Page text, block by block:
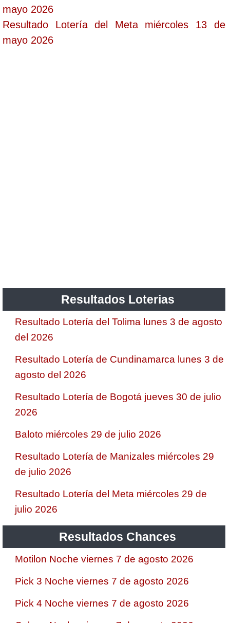
mayo 2026
Resultado Lotería del Meta miércoles 13 de
mayo 2026
Resultados Loterias
Resultado Lotería del Tolima lunes 3 de agosto
del 2026
Resultado Lotería de Cundinamarca lunes 3 de
agosto del 2026
Resultado Lotería de Bogotá jueves 30 de julio
2026
Baloto miércoles 29 de julio 2026
Resultado Lotería de Manizales miércoles 29
de julio 2026
Resultado Lotería del Meta miércoles 29 de
julio 2026
Resultados Chances
Motilon Noche viernes 7 de agosto 2026
Pick 3 Noche viernes 7 de agosto 2026
Pick 4 Noche viernes 7 de agosto 2026